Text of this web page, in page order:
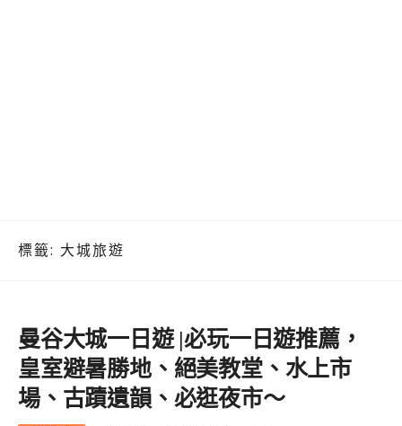
標籤: 大城旅遊
曼谷大城一日遊 |必玩一日遊推薦，
皇室避暑勝地、絕美教堂、水上市
場、古蹟遺韻、必逛夜市～